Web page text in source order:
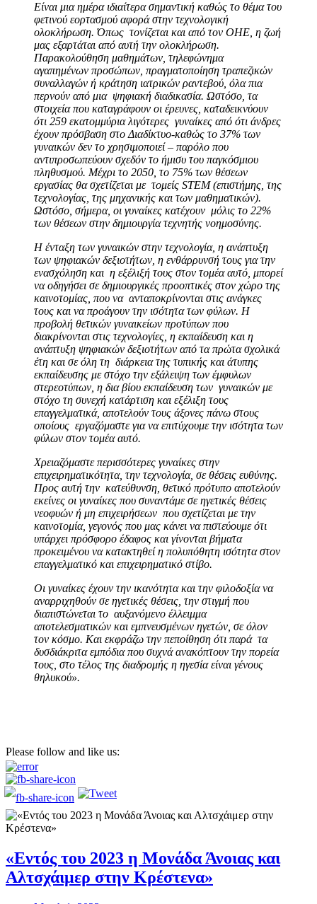
Είναι μια ημέρα ιδιαίτερα σημαντική καθώς το θέμα του
φετινού εορτασμού αφορά στην τεχνολογική
ολοκλήρωση. Όπως τονίζεται και από τον ΟΗΕ, η ζωή
μας εξαρτάται από αυτή την ολοκλήρωση.
Παρακολούθηση μαθημάτων, τηλεφώνημα
αγαπημένων προσώπων, πραγματοποίηση τραπεζικών
συναλλαγών ή κράτηση ιατρικών ραντεβού, όλα πια
περνούν από μια ψηφιακή διαδικασία. Ωστόσο, τα
στοιχεία που καταγράφουν οι έρευνες, καταδεικνύουν
ότι 259 εκατομμύρια λιγότερες γυναίκες από ότι άνδρες
έχουν πρόσβαση στο Διαδίκτυο-καθώς το 37% των
γυναικών δεν το χρησιμοποιεί – παρόλο που
αντιπροσωπεύουν σχεδόν το ήμισυ του παγκόσμιου
πληθυσμού. Μέχρι το 2050, το 75% των θέσεων
εργασίας θα σχετίζεται με τομείς STEM (επιστήμης, της
τεχνολογίας, της μηχανικής και των μαθηματικών).
Ωστόσο, σήμερα, οι γυναίκες κατέχουν μόλις το 22%
των θέσεων στην δημιουργία τεχνητής νοημοσύνης.
Η ένταξη των γυναικών στην τεχνολογία, η ανάπτυξη
των ψηφιακών δεξιοτήτων, η ενθάρρυνσή τους για την
ενασχόληση και η εξέλιξή τους στον τομέα αυτό, μπορεί
να οδηγήσει σε δημιουργικές προοπτικές στον χώρο της
καινοτομίας, που να ανταποκρίνονται στις ανάγκες
τους και να προάγουν την ισότητα των φύλων. Η
προβολή θετικών γυναικείων προτύπων που
διακρίνονται στις τεχνολογίες, η εκπαίδευση και η
ανάπτυξη ψηφιακών δεξιοτήτων από τα πρώτα σχολικά
έτη και σε όλη τη διάρκεια της τυπικής και άτυπης
εκπαίδευσης με στόχο την εξάλειψη των έμφυλων
στερεοτύπων, η δια βίου εκπαίδευση των γυναικών με
στόχο τη συνεχή κατάρτιση και εξέλιξη τους
επαγγελματικά, αποτελούν τους άξονες πάνω στους
οποίους εργαζόμαστε για να επιτύχουμε την ισότητα των
φύλων στον τομέα αυτό.
Χρειαζόμαστε περισσότερες γυναίκες στην
επιχειρηματικότητα, την τεχνολογία, σε θέσεις ευθύνης.
Προς αυτή την κατεύθυνση, θετικό πρότυπο αποτελούν
εκείνες οι γυναίκες που συναντάμε σε ηγετικές θέσεις
νεοφυών ή μη επιχειρήσεων που σχετίζεται με την
καινοτομία, γεγονός που μας κάνει να πιστεύουμε ότι
υπάρχει πρόσφορο έδαφος και γίνονται βήματα
προκειμένου να κατακτηθεί η πολυπόθητη ισότητα στον
επαγγελματικό και επιχειρηματικό στίβο.
Οι γυναίκες έχουν την ικανότητα και την φιλοδοξία να
αναρριχηθούν σε ηγετικές θέσεις, την στιγμή που
διαπιστώνεται το αυξανόμενο έλλειμμα
αποτελεσματικών και εμπνευσμένων ηγετών, σε όλον
τον κόσμο. Και εκφράζω την πεποίθηση ότι παρά τα
δυσδιάκριτα εμπόδια που συχνά ανακόπτουν την πορεία
τους, στο τέλος της διαδρομής η ηγεσία είναι γένους
θηλυκού».
Please follow and like us:
«Εντός του 2023 η Μονάδα Άνοιας και
Αλτσχάιμερ στην Κρέστενα»